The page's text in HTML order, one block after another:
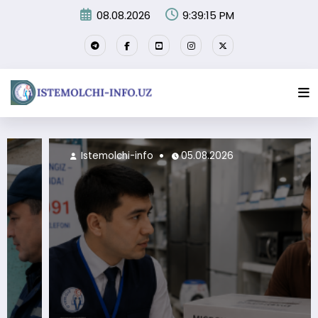
08.08.2026 9:39:17 PM
Istemolchi-info 05.08.2026